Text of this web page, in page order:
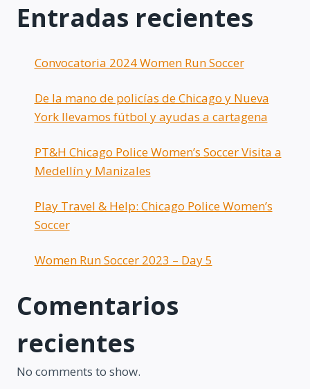
Entradas recientes
Convocatoria 2024 Women Run Soccer
De la mano de policías de Chicago y Nueva
York llevamos fútbol y ayudas a cartagena
PT&H Chicago Police Women’s Soccer Visita a
Medellín y Manizales
Play Travel & Help: Chicago Police Women’s
Soccer
Women Run Soccer 2023 – Day 5
Comentarios
recientes
No comments to show.